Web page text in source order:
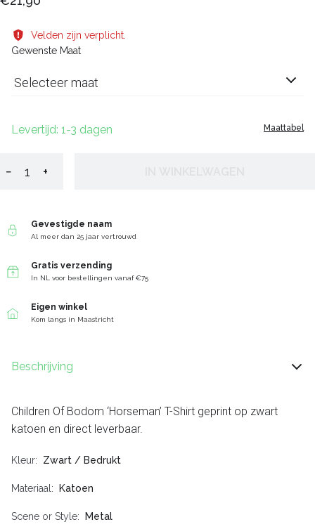
Velden zijn verplicht.
Gewenste Maat
Selecteer maat
Maattabel
Levertijd: 1-3 dagen
− +
Gevestigde naam
Al meer dan 25 jaar vertrouwd
Gratis verzending
In NL voor bestellingen vanaf €75
Eigen winkel
Kom langs in Maastricht
Beschrijving
Children Of Bodom ‘Horseman’ T-Shirt geprint op zwart
katoen en direct leverbaar.
Kleur Zwart / Bedrukt
Materiaal Katoen
Scene or Style Metal